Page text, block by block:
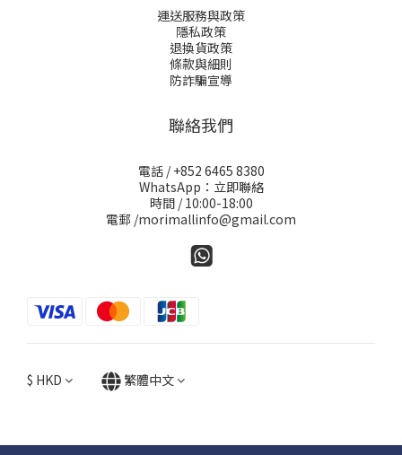
運送服務與政策
隱私政策
退換貨政策
條款與細則
防詐騙宣導
聯絡我們
電話 / +852 6465 8380
WhatsApp：立即聯絡
時間 / 10:00-18:00
電郵 /morimallinfo@gmail.com
$ HKD 繁體中文